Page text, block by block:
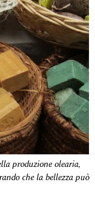
produzione olearia,
che la bellezza può